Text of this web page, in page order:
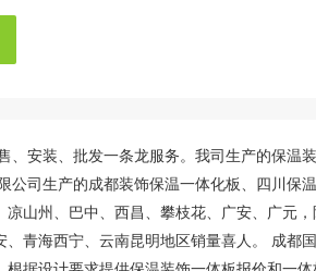
、安装、批发一条龙服务。我司生产的保温
司生产的成都装饰保温一体化板、四川保
山州、巴中、西昌、攀枝花、广安、广元
青海西宁、云南昆明地区销量喜人。 成都